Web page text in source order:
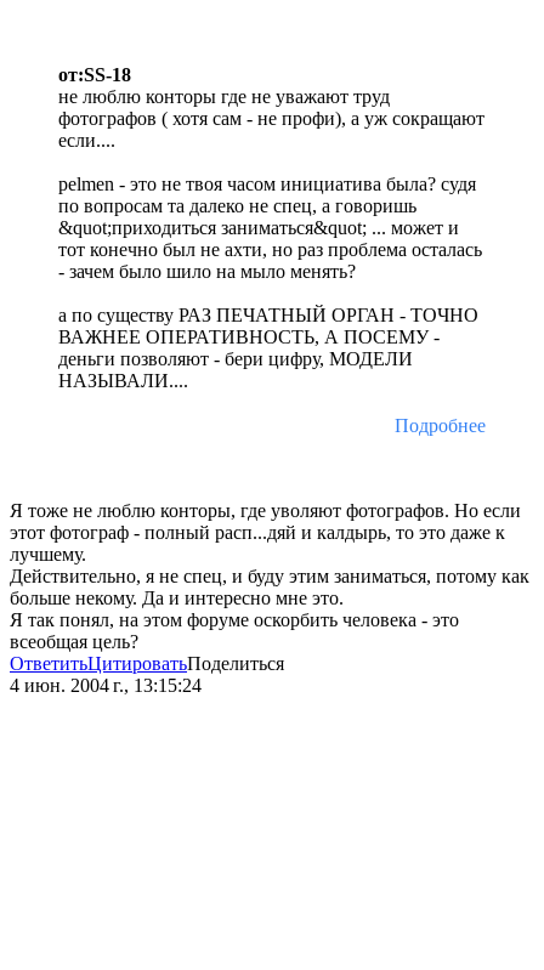
от:SS-18
не люблю конторы где не уважают труд
фотографов ( хотя сам - не профи), а уж сокращают
если....
pelmen - это не твоя часом инициатива была? судя
по вопросам та далеко не спец, а говоришь
&quot;приходиться заниматься&quot; ... может и
тот конечно был не ахти, но раз проблема осталась
- зачем было шило на мыло менять?
а по существу РАЗ ПЕЧАТНЫЙ ОРГАН - ТОЧНО
ВАЖНЕЕ ОПЕРАТИВНОСТЬ, А ПОСЕМУ -
деньги позволяют - бери цифру, МОДЕЛИ
НАЗЫВАЛИ....
Подробнее
Я тоже не люблю конторы, где уволяют фотографов. Но если
этот фотограф - полный расп...дяй и калдырь, то это даже к
лучшему.
Действительно, я не спец, и буду этим заниматься, потому как
больше некому. Да и интересно мне это.
Я так понял, на этом форуме оскорбить человека - это
всеобщая цель?
ОтветитьЦитироватьПоделиться
4 июн. 2004 г., 13:15:24